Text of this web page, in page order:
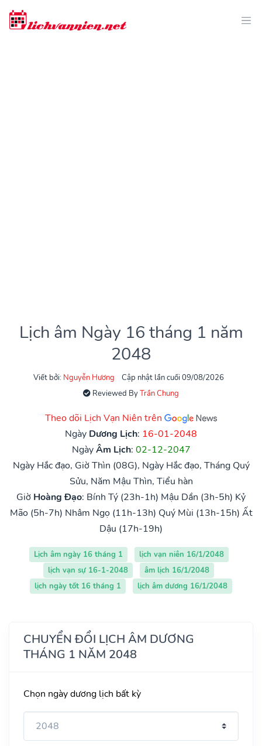
Lịch âm Ngày 16 tháng 1 năm
2048
Viết bởi: Nguyễn Hương
Cập nhật lần cuối 09/08/2026
Reviewed ByTrần Chung
Theo dõi Lịch Vạn Niên trên
Ngày Dương Lịch: 16-01-2048
NgàyÂm Lịch: 02-12-2047
Ngày Hắc đạo, Giờ Thìn (08G), Ngày Hắc đạo, Tháng Quý
Sửu, Năm Mậu Thìn, Tiểu hàn
Giờ Hoàng Đạo: Bính Tý (23h-1h) Mậu Dần (3h-5h) Kỷ
Mão (5h-7h) Nhâm Ngọ (11h-13h) Quý Mùi (13h-15h) Ất
Dậu (17h-19h)
Lịch âm ngày 16 tháng 1
lịch vạn niên 16/1/2048
lịch vạn sự 16-1-2048
âm lịch 16/1/2048
lịch ngày tốt 16 tháng 1
lịch âm dương 16/1/2048
CHUYỂN ĐỔI LỊCH ÂM DƯƠNG
THÁNG 1 NĂM 2048
Chọn ngày dương lịch bất kỳ